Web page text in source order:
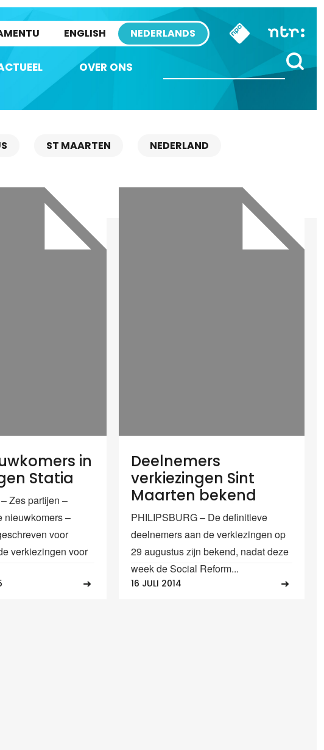
ENGLISH NEDERLANDS
OVER ONS
ST MAARTEN NEDERLAND
in
Statia
Zes partijen –
nieuwkomers –
voor
verkiezingen voor
Deelnemers
verkiezingen Sint
Maarten bekend
PHILIPSBURG – De definitieve
deelnemers aan de verkiezingen op
29 augustus zijn bekend, nadat deze
week de Social Reform...
16 JULI 2014